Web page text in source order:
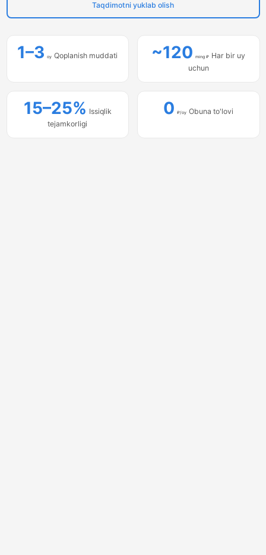
Taqdimotni yuklab olish
1–3 oy Qoplanish muddati ~120 ming ₽ Har bir uy
uchun
15–25% Issiqlik
tejamkorligi
0 ₽/oy Obuna to'lovi